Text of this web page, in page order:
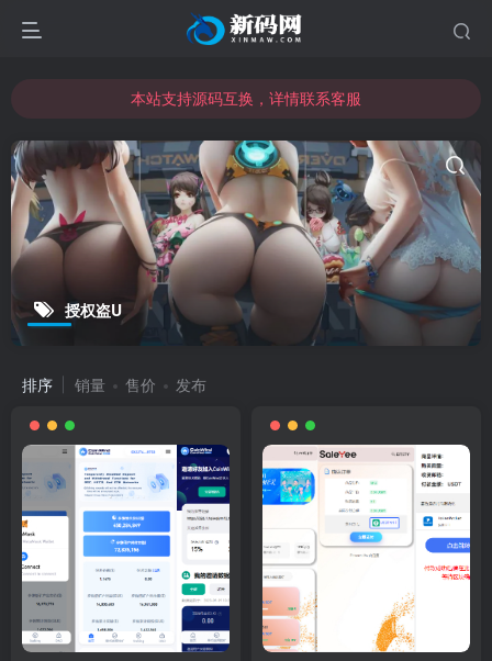
本站支持源码互换，详情联系客服
本站支持源码互换，详情联系客服
授权盗U
排序 销量 售价 发布